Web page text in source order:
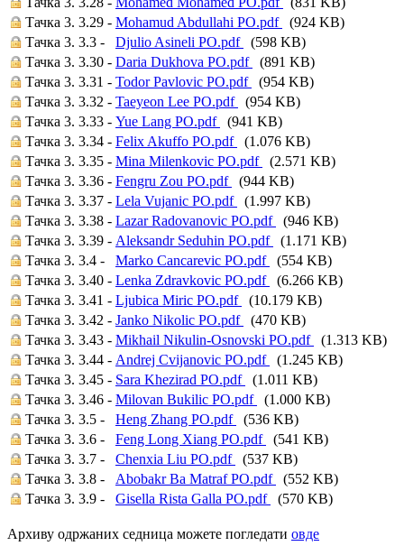
Тачка 3. 3.29 - Mohamud Abdullahi PO.pdf
(924 KB)
Тачка 3. 3.3 -
Djulio Asineli PO.pdf
(598 KB)
Тачка 3. 3.30 - Daria Dukhova PO.pdf
(891 KB)
Тачка 3. 3.31 - Todor Pavlovic PO.pdf
(954 KB)
Тачка 3. 3.32 - Taeyeon Lee PO.pdf
(954 KB)
Тачка 3. 3.33 - Yue Lang PO.pdf
(941 KB)
Тачка 3. 3.34 - Felix Akuffo PO.pdf
(1.076 KB)
Тачка 3. 3.35 - Mina Milenkovic PO.pdf
(2.571 KB)
Тачка 3. 3.36 - Fengru Zou PO.pdf
(944 KB)
Тачка 3. 3.37 - Lela Vujanic PO.pdf
(1.997 KB)
Тачка 3. 3.38 - Lazar Radovanovic PO.pdf
(946 KB)
Тачка 3. 3.39 - Aleksandr Seduhin PO.pdf
(1.171 KB)
Тачка 3. 3.4 -
Marko Cancarevic PO.pdf
(554 KB)
Тачка 3. 3.40 - Lenka Zdravkovic PO.pdf
(6.266 KB)
Тачка 3. 3.41 - Ljubica Miric PO.pdf
(10.179 KB)
Тачка 3. 3.42 - Janko Nikolic PO.pdf
(470 KB)
Тачка 3. 3.43 - Mikhail Nikulin-Osnovski PO.pdf
(1.313 KB)
Тачка 3. 3.44 - Andrej Cvijanovic PO.pdf
(1.245 KB)
Тачка 3. 3.45 - Sara Khezirad PO.pdf
(1.011 KB)
Тачка 3. 3.46 - Milovan Bukilic PO.pdf
(1.000 KB)
Тачка 3. 3.5 -
Heng Zhang PO.pdf
(536 KB)
Тачка 3. 3.6 -
Feng Long Xiang PO.pdf
(541 KB)
Тачка 3. 3.7 -
Chenxia Liu PO.pdf
(537 KB)
Тачка 3. 3.8 -
Abobakr Ba Matraf PO.pdf
(552 KB)
Тачка 3. 3.9 -
Gisella Rista Galla PO.pdf (570 KB)
Архиву одржаних седница можете погледати овде